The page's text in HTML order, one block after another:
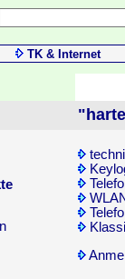
TK & Internet